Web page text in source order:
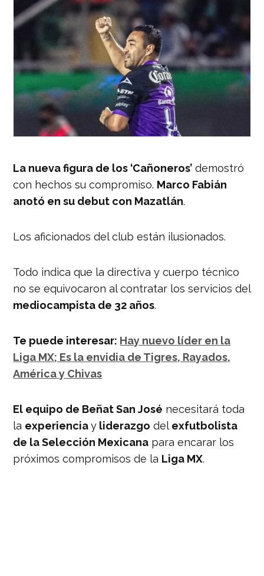
La nueva figura de los ‘Cañoneros’ demostró
con hechos su compromiso. Marco Fabián
anotó en su debut con Mazatlán.
Los aficionados del club están ilusionados.
Todo indica que la directiva y cuerpo técnico
no se equivocaron al contratar los servicios del
mediocampista de 32 años.
Te puede interesar: Hay nuevo líder en la
Liga MX; Es la envidia de Tigres, Rayados,
América y Chivas
El equipo de Beñat San José necesitará toda
la experienciay liderazgo del exfutbolista
de la Selección Mexicana para encarar los
próximos compromisos de la Liga MX.